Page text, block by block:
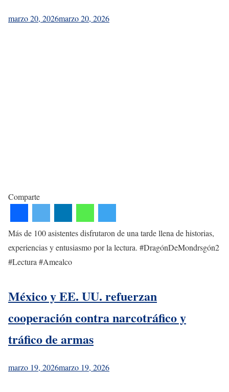
marzo 20, 2026marzo 20, 2026
Comparte
Más de 100 asistentes disfrutaron de una tarde llena de historias,
experiencias y entusiasmo por la lectura. #DragónDeMondrsgón2
#Lectura #Amealco
México y EE. UU. refuerzan
cooperación contra narcotráfico y
tráfico de armas
marzo 19, 2026marzo 19, 2026